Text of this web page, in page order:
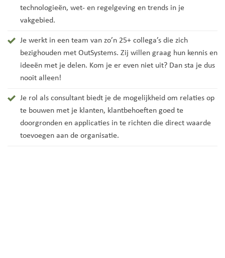
technologieën, wet- en regelgeving en trends in je
vakgebied.
Je werkt in een team van zo’n 25+ collega’s die zich
bezighouden met OutSystems. Zij willen graag hun kennis en
ideeën met je delen. Kom je er even niet uit? Dan sta je dus
nooit alleen!
Je rol als consultant biedt je de mogelijkheid om relaties op
te bouwen met je klanten, klantbehoeften goed te
doorgronden en applicaties in te richten die direct waarde
toevoegen aan de organisatie.